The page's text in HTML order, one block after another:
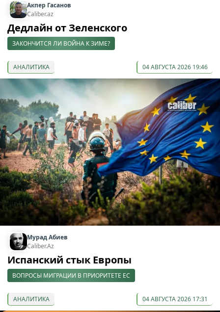
Акпер Гасанов
Caliber.az
Дедлайн от Зеленского
ЗАКОНЧИТСЯ ЛИ ВОЙНА К ЗИМЕ?
АНАЛИТИКА 04 АВГУСТА 2026 19:46
Мурад Абиев
Caliber.Az
Испанский стык Европы
ВОПРОСЫ МИГРАЦИИ В ПРИОРИТЕТЕ ЕС
АНАЛИТИКА 04 АВГУСТА 2026 17:31